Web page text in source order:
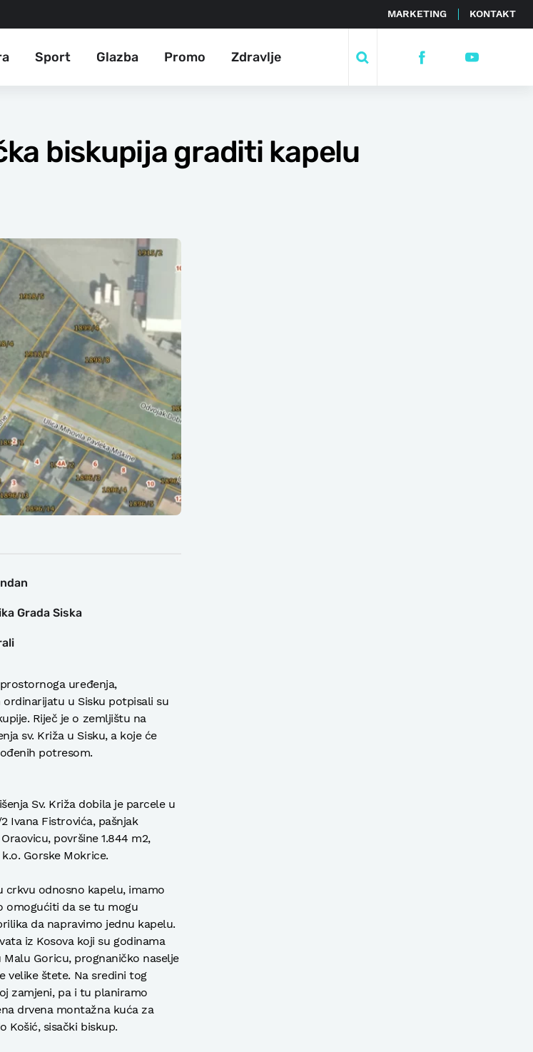
MARKETING KONTAKT
Sport Glazba Promo Zdravlje
biskupija graditi kapelu
Grada Siska
uređenja,
u Sisku potpisali su
Riječ je o zemljištu na
sv. Križa u Sisku, a koje će
potresom.
Sv. Križa dobila je parcele u
Ivana Fistrovića, pašnjak
površine 1.844 m2,
Gorske Mokrice.
crkvu odnosno kapelu, imamo
omogućiti da se tu mogu
da napravimo jednu kapelu.
iz Kosova koji su godinama
Goricu, prognaničko naselje
velike štete. Na sredini tog
zamjeni, pa i tu planiramo
drvena montažna kuća za
Košić, sisački biskup.